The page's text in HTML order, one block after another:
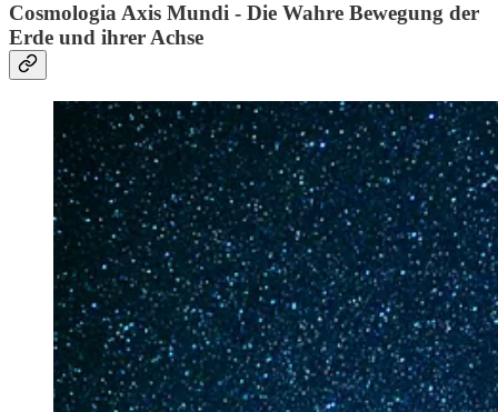
Cosmologia Axis Mundi - Die Wahre Bewegung der
Erde und ihrer Achse